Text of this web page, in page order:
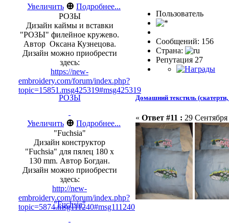
Увеличить ⊕ Подробнее...
РОЗЫ
Дизайн каймы и вставки
"РОЗЫ" филейное кружево.
Автор Оксана Кузнецова.
Дизайн можно приобрести
здесь:
https://new-
embroidery.com/forum/index.php?
topic=15851.msg425319#msg425319
РОЗЫ
Увеличить ⊕ Подробнее...
"Fuchsia"
Дизайн конструктор
"Fuchsia" для пялец 180 x
130 mm. Автор Богдан.
Дизайн можно приобрести
здесь:
http://new-
embroidery.com/forum/index.php?
topic=5874.msg111240#msg111240
"Fuchsia"
Пользовaтeль
Сообщений: 156
Страна:
Репутация 27
Домашний текстиль
« Ответ #11 : 29